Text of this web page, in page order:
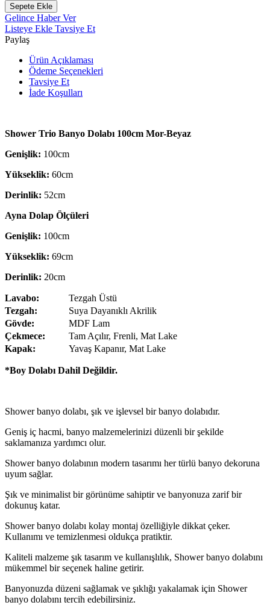
Sepete Ekle
Gelince Haber Ver
Listeye Ekle Tavsiye Et
Paylaş
Ürün Açıklaması
Ödeme Seçenekleri
Tavsiye Et
İade Koşulları
Shower Trio Banyo Dolabı 100cm Mor-Beyaz
Genişlik: 100cm
Yükseklik: 60cm
Derinlik: 52cm
Ayna Dolap Ölçüleri
Genişlik: 100cm
Yükseklik: 69cm
Derinlik: 20cm
Lavabo:
Tezgah Üstü
Tezgah:
Suya Dayanıklı Akrilik
Gövde:
MDF Lam
Çekmece:
Tam Açılır, Frenli, Mat Lake
Kapak:
Yavaş Kapanır, Mat Lake
*Boy Dolabı Dahil Değildir.
Shower banyo dolabı, şık ve işlevsel bir banyo dolabıdır.
Geniş iç hacmi, banyo malzemelerinizi düzenli bir şekilde
saklamanıza yardımcı olur.
Shower banyo dolabının modern tasarımı her türlü banyo dekoruna
uyum sağlar.
Şık ve minimalist bir görünüme sahiptir ve banyonuza zarif bir
dokunuş katar.
Shower banyo dolabı kolay montaj özelliğiyle dikkat çeker.
Kullanımı ve temizlenmesi oldukça pratiktir.
Kaliteli malzeme şık tasarım ve kullanışlılık, Shower banyo dolabını
mükemmel bir seçenek haline getirir.
Banyonuzda düzeni sağlamak ve şıklığı yakalamak için Shower
banyo dolabını tercih edebilirsiniz.